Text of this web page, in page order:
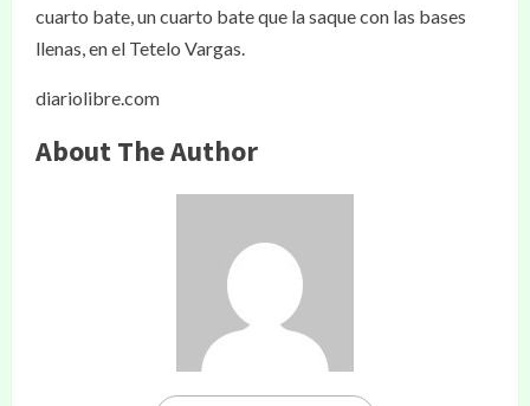
cuarto bate, un cuarto bate que la saque con las bases
llenas, en el Tetelo Vargas.
diariolibre.com
About The Author